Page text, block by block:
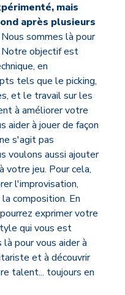
mais
après plusieurs
Nous sommes là pour
Notre objectif est
en
tels que le picking,
et le travail sur les
à améliorer votre
aider à jouer de façon
s'agit pas
voulons aussi ajouter
votre jeu. Pour cela,
l'improvisation,
composition. En
exprimer votre
qui vous est
pour vous aider à
et à découvrir
talent... toujours en